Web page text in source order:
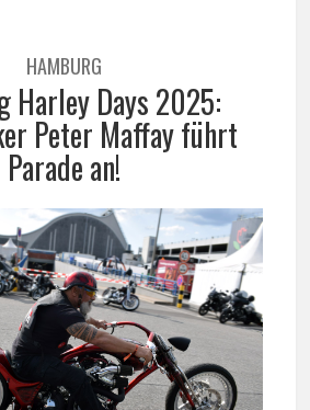
HAMBURG
Harley Days 2025:
Peter Maffay führt
Parade an!